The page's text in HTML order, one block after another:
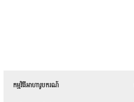
កម្មវិធីអាហារូបករណ៍